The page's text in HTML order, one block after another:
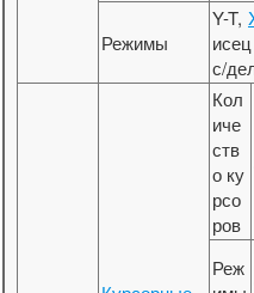
Режимы
Y-T,
с/
Кол
иче
ств
о ку
рсо
ров
Реж